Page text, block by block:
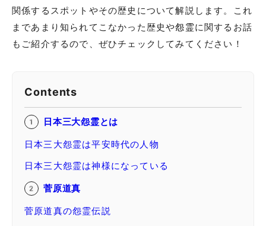
関係するスポットやその歴史について解説します。これ
まであまり知られてこなかった歴史や怨霊に関するお話
もご紹介するので、ぜひチェックしてみてください！
Contents
日本三大怨霊とは
日本三大怨霊は平安時代の人物
日本三大怨霊は神様になっている
菅原道真
菅原道真の怨霊伝説